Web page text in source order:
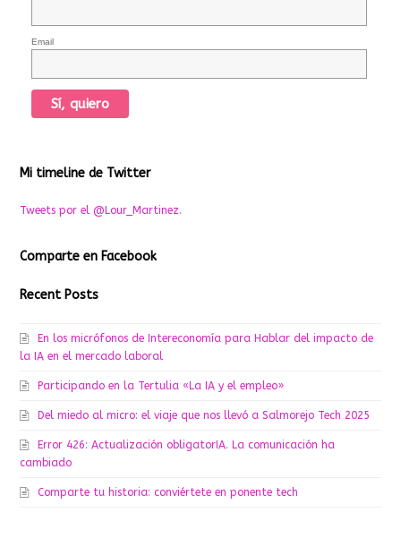
Email
Mi timeline de Twitter
Tweets por el @Lour_Martinez.
Comparte en Facebook
Recent Posts
En los micrófonos de Intereconomía para Hablar del impacto de
la IA en el mercado laboral
Participando en la Tertulia «La IA y el empleo»
Del miedo al micro: el viaje que nos llevó a Salmorejo Tech 2025
Error 426: Actualización obligatorIA. La comunicación ha
cambiado
Comparte tu historia: conviértete en ponente tech